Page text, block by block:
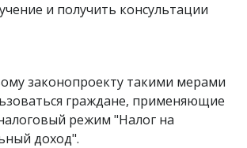
и получить консультации
законопроекту такими мерами
граждане, применяющие
режим "Налог на
доход".